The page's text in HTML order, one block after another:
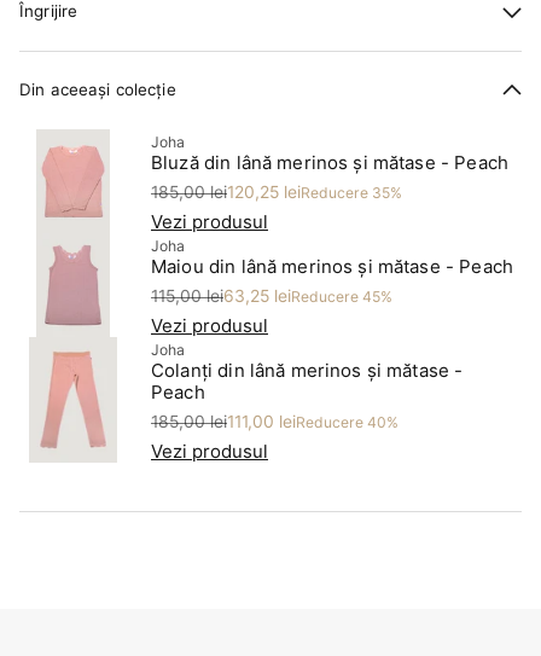
Îngrijire
Din aceeași colecție
Joha
Bluză din lână merinos și mătase - Peach
Preț
185,00 lei
Preț redus120,25 leiReducere 35%
Vezi produsul
Joha
Maiou din lână merinos și mătase - Peach
Preț
115,00 lei
Preț redus63,25 leiReducere 45%
Vezi produsul
Joha
Colanți din lână merinos și mătase -
Peach
Preț
185,00 lei
Preț redus111,00 leiReducere 40%
Vezi produsul